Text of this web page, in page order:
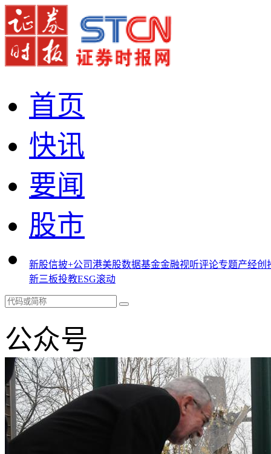
首页
快讯
要闻
股市
新股信披+公司港美股数据基金金融视听评论专题产经创
新三板投教ESG滚动
公众号